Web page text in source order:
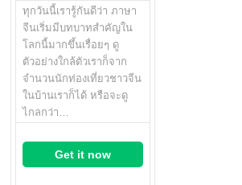
ทุกวันนี้เรารู้กันดีว่า ภาษา
จีนเริ่มมีบทบาทสำคัญใน
โลกนี้มากขึ้นเรื่อยๆ ดู
ตัวอย่างใกล้ตัวเราก็จาก
จำนวนนักท่องเที่ยวชาวจีน
ในบ้านเราก็ได้ หรือจะดู
ไกลกว่า…
Get it now